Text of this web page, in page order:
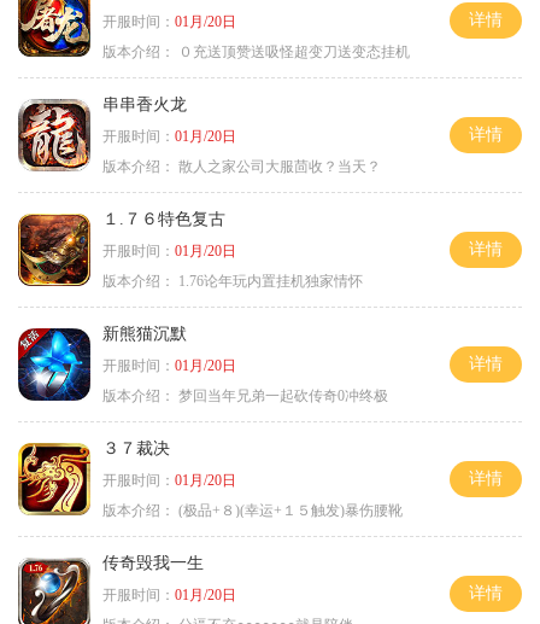
开服时间： 01月/20日
版本介绍：
０充送顶赞送吸怪超变刀送变态挂机
详情
串串香火龙
开服时间： 01月/20日
版本介绍： 散人之家公司大服茴收？当天？
详情
１.７６特色复古
开服时间： 01月/20日
版本介绍：
1.76论年玩内置挂机独家情怀
详情
新熊猫沉默
开服时间： 01月/20日
版本介绍： 梦回当年兄弟一起砍传奇0冲终极
详情
３７裁决
开服时间： 01月/20日
版本介绍： (极品+８)(幸运+１５触发)暴伤腰靴
详情
传奇毁我一生
开服时间： 01月/20日
详情